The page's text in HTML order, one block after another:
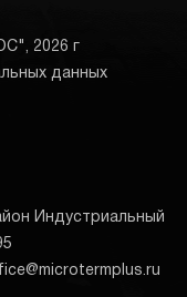
2026 г
данных
Индустриальный